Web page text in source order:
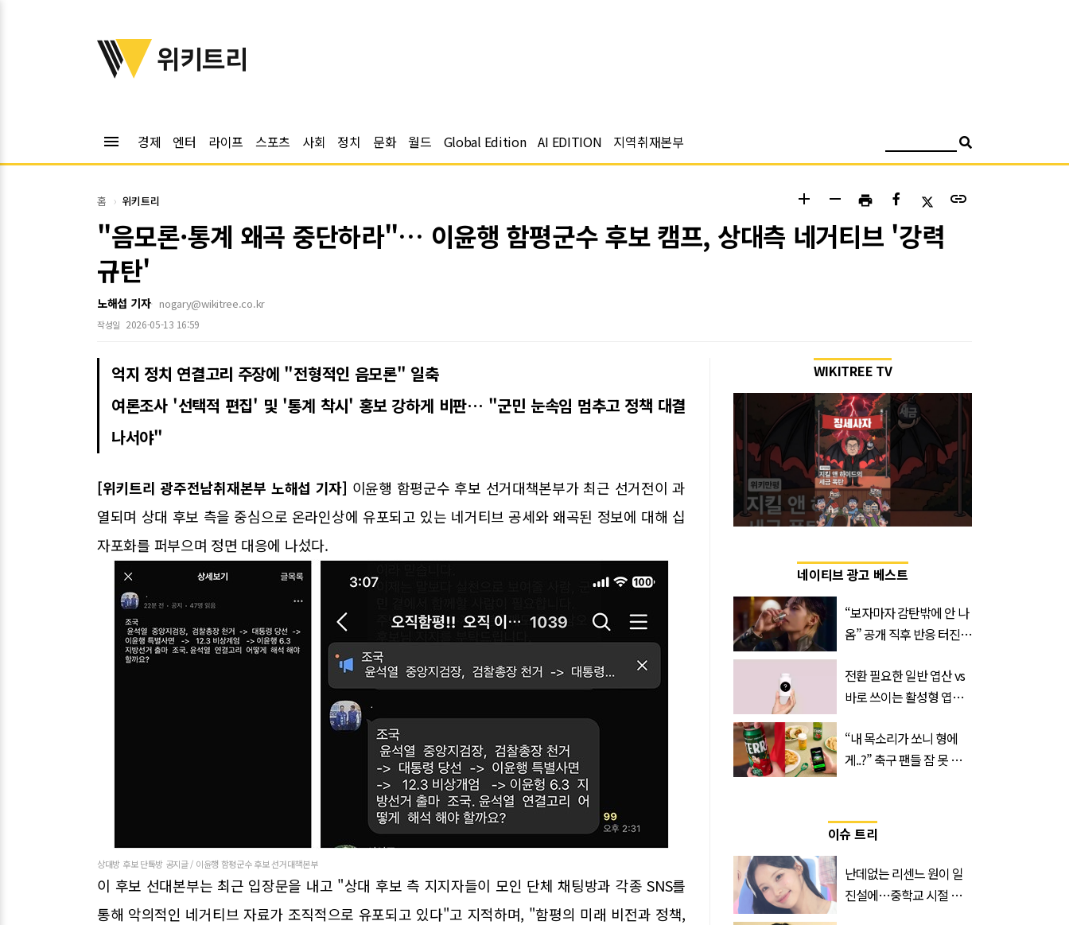
위키트리
위키트리
menu 경제 엔터 라이프 스포츠 사회 정치 문화 월드 Global Edition AI EDITION 지역취재본부
홈 위키트리 add remove print link
"음모론·통계 왜곡 중단하라"… 이윤행 함평군수 후보 캠프, 상대측 네거티브 '강력
규탄'
노해섭 기자 nogary@wikitree.co.kr
작성일 2026-05-13 16:59
억지 정치 연결고리 주장에 "전형적인 음모론" 일축
여론조사 '선택적 편집' 및 '통계 착시' 홍보 강하게 비판… "군민 눈속임 멈추고 정책 대결
나서야"
[위키트리 광주전남취재본부 노해섭 기자] 이윤행 함평군수 후보 선거대책본부가 최근 선거전이 과
열되며 상대 후보 측을 중심으로 온라인상에 유포되고 있는 네거티브 공세와 왜곡된 정보에 대해 십
자포화를 퍼부으며 정면 대응에 나섰다.
상대방 후보 단톡방 공지글 / 이윤행 함평군수 후보 선거대책본부
이 후보 선대본부는 최근 입장문을 내고 "상대 후보 측 지지자들이 모인 단체 채팅방과 각종 SNS를
통해 악의적인 네거티브 자료가 조직적으로 유포되고 있다"고 지적하며, "함평의 미래 비전과 정책,
WIKITREE TV
네이티브 광고 베스트
“보자마자 감탄밖에 안 나
옴” 공개 직후 반응 터진
전환 필요한 일반 엽산 vs
바로 쓰이는 활성형 엽
‘Quatrefolic®’ 주목
“내 목소리가 쏘니 형에
게..?” 축구 팬들 잠 못 들
이슈 트리
난데없는 리센느 원이 일
진설에…중학교 시절 담